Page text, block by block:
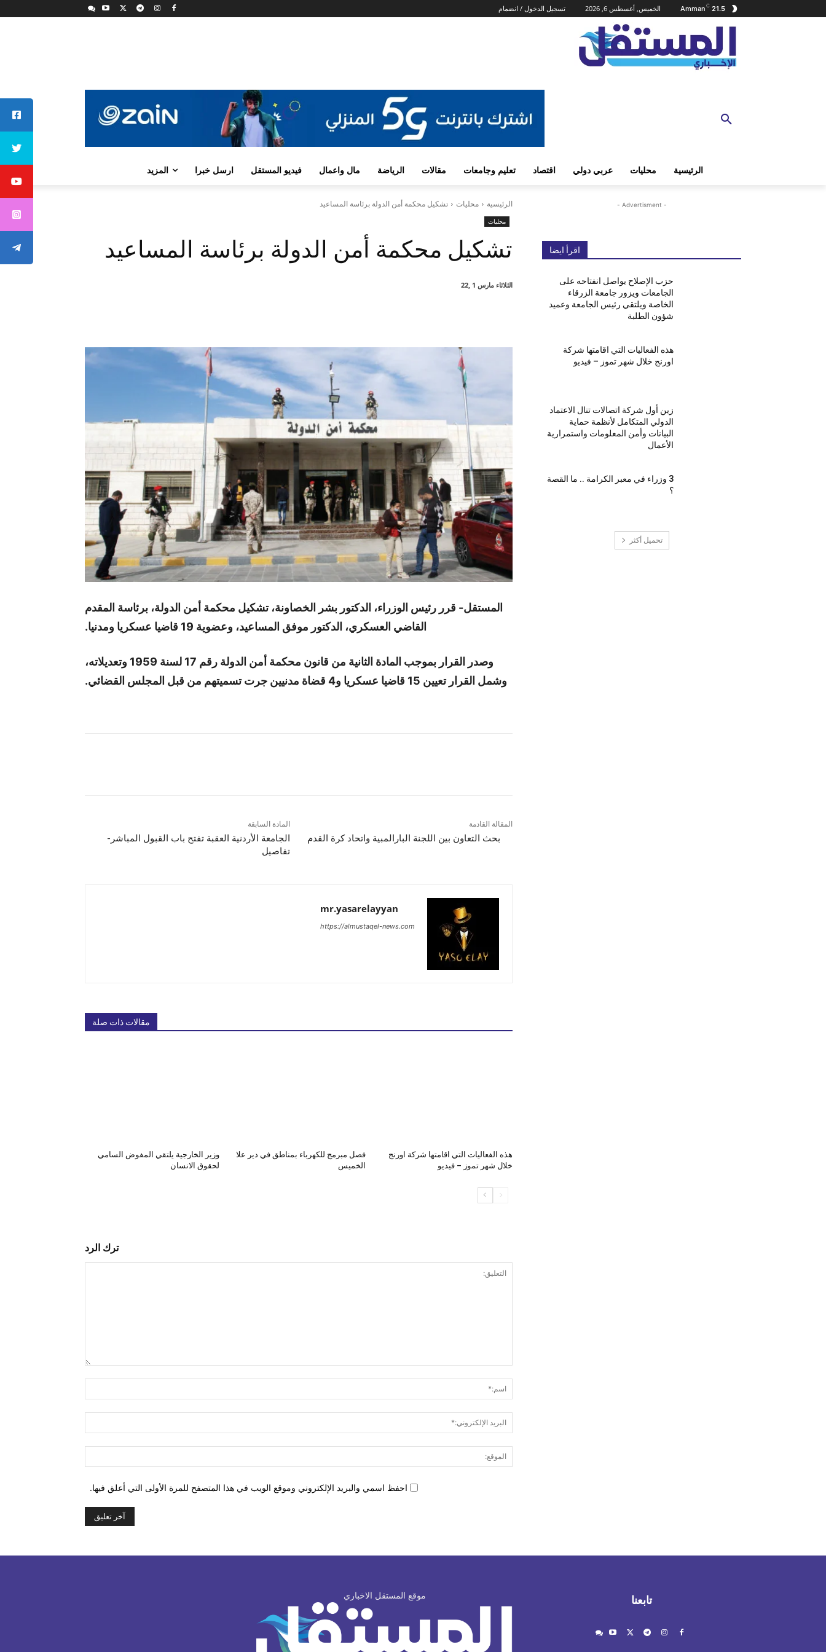
21.5
C
Amman الخميس, أغسطس 6, 2026 تسجيل الدخول / انضمام
الرئيسية محليات عربي دولي اقتصاد تعليم وجامعات مقالات الرياضة مال واعمال فيديو المستقل ارسل خبرا المزيد
الرئيسية محليات تشكيل محكمة أمن الدولة برئاسة المساعيد
محليات
تشكيل محكمة أمن الدولة برئاسة المساعيد
الثلاثاء مارس 1 ,22
المستقل- قرر رئيس الوزراء، الدكتور بشر الخصاونة، تشكيل محكمة أمن الدولة، برئاسة المقدم
القاضي العسكري، الدكتور موفق المساعيد، وعضوية 19 قاضيا عسكريا ومدنيا.
وصدر القرار بموجب المادة الثانية من قانون محكمة أمن الدولة رقم 17 لسنة 1959 وتعديلاته،
وشمل القرار تعيين 15 قاضيا عسكريا و4 قضاة مدنيين جرت تسميتهم من قبل المجلس القضائي.
المادة السابقة
الجامعة الأردنية العقبة تفتح باب القبول المباشر-
تفاصيل
المقالة القادمة
بحث التعاون بين اللجنة البارالمبية واتحاد كرة القدم
mr.yasarelayyan
https://almustaqel-news.com
مقالات ذات صلة
هذه الفعاليات التي اقامتها شركة اورنج
خلال شهر تموز – فيديو
فصل مبرمج للكهرباء بمناطق في دير علا
الخميس
وزير الخارجية يلتقي المفوض السامي
لحقوق الانسان
ترك الرد
الإلكتروني:*
احفظ اسمي والبريد الإلكتروني وموقع الويب في هذا المتصفح للمرة الأولى التي أعلق فيها.
- Advertisment -
اقرأ ايضا
حزب الإصلاح يواصل انفتاحه على
الجامعات ويزور جامعة الزرقاء
الخاصة ويلتقي رئيس الجامعة وعميد
شؤون الطلبة
هذه الفعاليات التي اقامتها شركة
اورنج خلال شهر تموز – فيديو
زين أول شركة اتصالات تنال الاعتماد
الدولي المتكامل لأنظمة حماية
البيانات وأمن المعلومات واستمرارية
الأعمال
3 وزراء في معبر الكرامة .. ما القصة
؟
تحميل أكثر
موقع المستقل الاخباري تابعنا